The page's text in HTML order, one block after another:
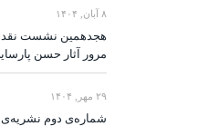
۸ آبان, ۱۴۰۴
هجدهمین نشست نقد
مرور آثار حسن
۲۹ مهر, ۱۴۰۴
شماره‌ی دوم